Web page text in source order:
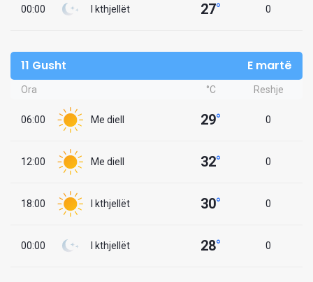
00:00 I kthjellët 27° 0
11 Gusht E martë
Ora °C Reshje
06:00 Me diell 29° 0
12:00 Me diell 32° 0
18:00 I kthjellët 30° 0
00:00 I kthjellët 28° 0